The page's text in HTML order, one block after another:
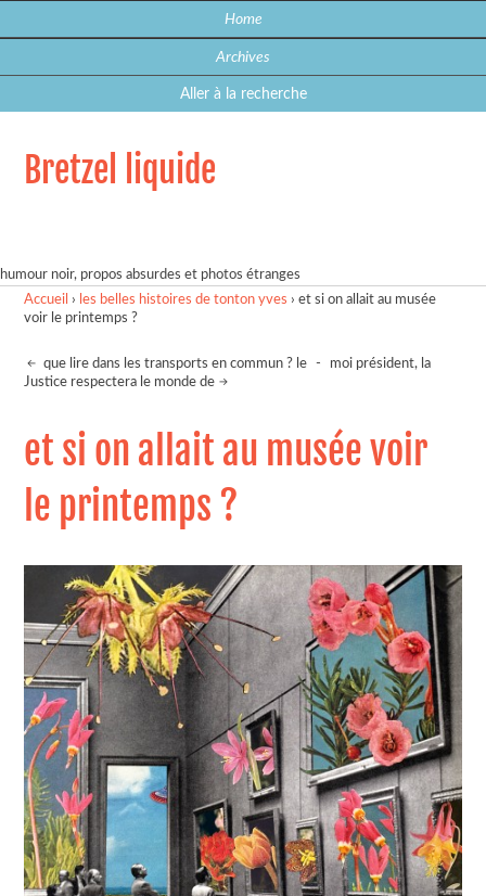
Home
Archives
Aller à la recherche
Bretzel liquide
humour noir, propos absurdes et photos étranges
Accueil › les belles histoires de tonton yves ›et si on allait au musée
voir le printemps ?
que lire dans les transports en commun ? le -
moi président, la
Justice respectera le monde de
et si on allait au musée voir
le printemps ?